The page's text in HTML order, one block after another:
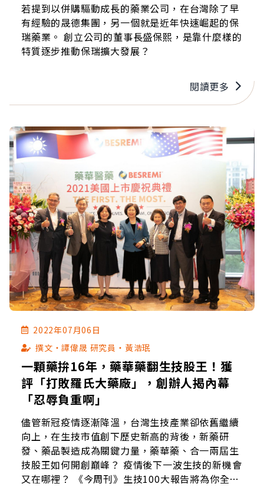
若提到以併購驅動成長的藥業公司，在台灣除了早
有經驗的晟德集團，另一個就是近年快速崛起的保
瑞藥業。 創立公司的董事長盛保熙，是靠什麼樣的
特質逐步推動保瑞擴大發展？
閱讀更多
2022年07月06日
撰文‧譚偉晟 研究員‧黃浩珉
一顆藥拚16年，藥華藥翻生技股王！獲
評「打敗羅氏大藥廠」，創辦人揭內幕
「忍辱負重啊」
儘管新冠疫情逐漸降溫，台灣生技產業卻依舊繼續
向上，在生技市值創下歷史新高的背後，新藥研
發、藥品製造成為關鍵力量，藥華藥、合一兩屆生
技股王如何開創巔峰？ 疫情後下一波生技的新機會
又在哪裡？ 《今周刊》生技100大報告將為你全盤